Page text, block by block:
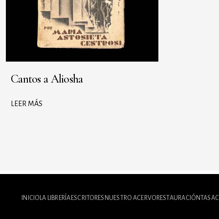
Cantos a Aliosha
LEER MÁS
INICIO LA LIBRERÍA ESCRITORES NUESTRO ACERVO RESTAURACIÓN